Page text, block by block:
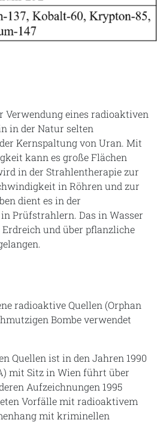
Verwendung eines radioaktiven
in der Natur selten
Kernspaltung von Uran. Mit
kann es große Flächen
in der Strahlentherapie zur
in Röhren und zur
dient es in der
Prüfstrahlern. Das in Wasser
und über pflanzliche
radioaktive Quellen (Orphan
Bombe verwendet
Quellen ist in den Jahren 1990
mit Sitz in Wien führt über
Aufzeichnungen 1995
Vorfälle mit radioaktivem
mit kriminellen